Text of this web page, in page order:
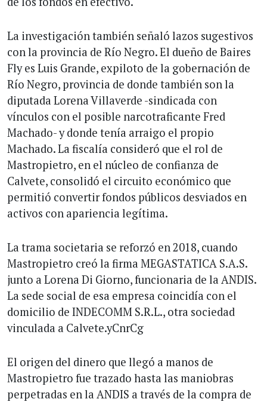
La investigación también señaló lazos sugestivos
con la provincia de Río Negro. El dueño de Baires
Fly es Luis Grande, expiloto de la gobernación de
Río Negro, provincia de donde también son la
diputada Lorena Villaverde -sindicada con
vínculos con el posible narcotraficante Fred
Machado- y donde tenía arraigo el propio
Machado. La fiscalía consideró que el rol de
Mastropietro, en el núcleo de confianza de
Calvete, consolidó el circuito económico que
permitió convertir fondos públicos desviados en
activos con apariencia legítima.
La trama societaria se reforzó en 2018, cuando
Mastropietro creó la firma MEGASTATICA S.A.S.
junto a Lorena Di Giorno, funcionaria de la ANDIS.
La sede social de esa empresa coincidía con el
domicilio de INDECOMM S.R.L., otra sociedad
vinculada a Calvete.yCnrCg
El origen del dinero que llegó a manos de
Mastropietro fue trazado hasta las maniobras
perpetradas en la ANDIS a través de la compra de